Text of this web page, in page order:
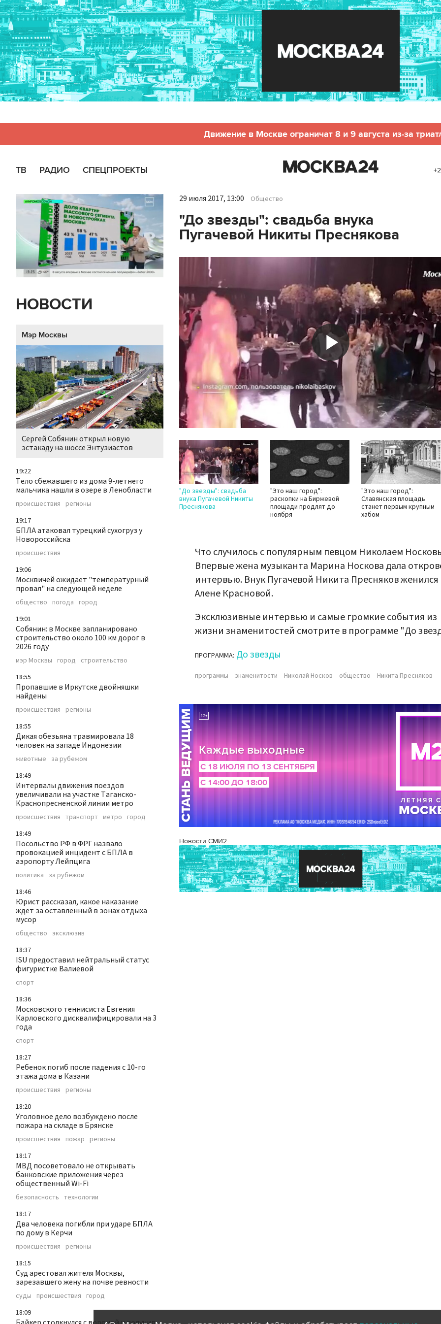
Движение в Москве ограничат 8 и 9 августа из-за
ТВ РАДИО СПЕЦПРОЕКТЫ
НОВОСТИ
Мэр Москвы
Сергей Собянин открыл новую
эстакаду на шоссе Энтузиастов
19:22
Тело сбежавшего из дома 9-летнего
мальчика нашли в озере в Ленобласти
происшествия регионы
19:17
БПЛА атаковал турецкий сухогруз у
Новороссийска
происшествия
19:06
Москвичей ожидает "температурный
провал" на следующей неделе
общество погода город
19:01
Собянин: в Москве запланировано
строительство около 100 км дорог в
2026 году
мэр Москвы город строительство
18:55
Пропавшие в Иркутске двойняшки
найдены
происшествия регионы
18:55
Дикая обезьяна травмировала 18
человек на западе Индонезии
животные за рубежом
18:49
Интервалы движения поездов
увеличивали на участке Таганско-
Краснопресненской линии метро
происшествия транспорт метро город
18:49
Посольство РФ в ФРГ назвало
провокацией инцидент с БПЛА в
аэропорту Лейпцига
политика за рубежом
18:46
Юрист рассказал, какое наказание
ждет за оставленный в зонах отдыха
мусор
общество эксклюзив
18:37
ISU предоставил нейтральный статус
фигуристке Валиевой
спорт
18:36
Московского теннисиста Евгения
Карловского дисквалифицировали на 3
года
спорт
18:27
Ребенок погиб после падения с 10-го
этажа дома в Казани
происшествия регионы
18:20
Уголовное дело возбуждено после
пожара на складе в Брянске
происшествия пожар регионы
18:17
МВД посоветовало не открывать
банковские приложения через
общественный Wi-Fi
безопасность технологии
18:17
Два человека погибли при ударе БПЛА
по дому в Керчи
происшествия регионы
18:15
Суд арестовал жителя Москвы,
зарезавшего жену на почве ревности
суды происшествия город
18:09
29 июля 2017, 13:00 Общество
"До звезды": свадьба внука
Пугачевой Никиты Преснякова
Play
Video
"До звезды": свадьба
внука Пугачевой Никиты
Преснякова
"Это наш город":
раскопки на Биржевой
площади продлят до
ноября
"Это наш город":
Славянская площадь
станет первым крупным
хабом
Что случилось с популярным певцом Николаем
Впервые жена музыканта Марина Носкова дала
интервью. Внук Пугачевой Никита Пресняков женился
Алене Красновой.
Эксклюзивные интервью и самые громкие события из
жизни знаменитостей смотрите в программе "До
ПРОГРАММА: До звезды
программы знаменитости Николай Носков общество Никита Пресняков
Новости СМИ2